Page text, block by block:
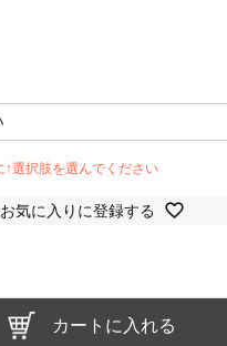
お気に入りに登録する
カートに入れる